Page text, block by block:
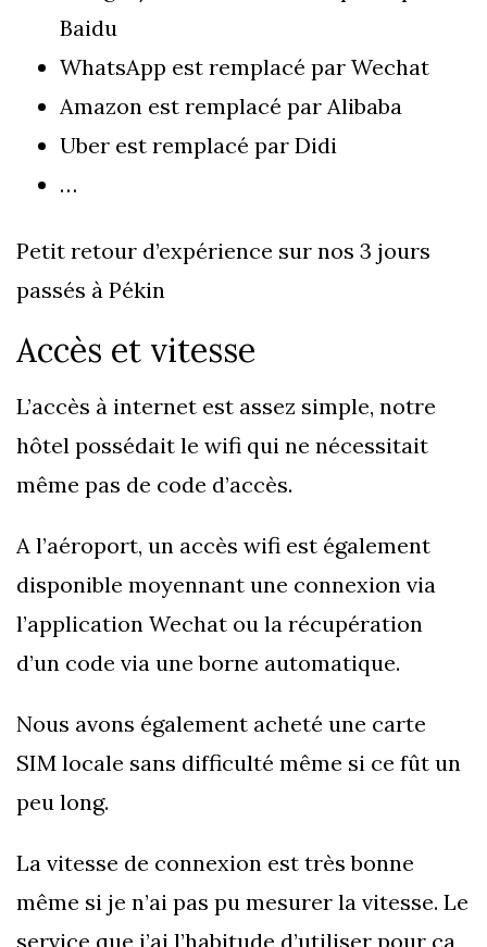
Baidu
WhatsApp est remplacé par Wechat
Amazon est remplacé par Alibaba
Uber est remplacé par Didi
…
Petit retour d’expérience sur nos 3 jours
passés à Pékin
Accès et vitesse
L’accès à internet est assez simple, notre
hôtel possédait le wifi qui ne nécessitait
même pas de code d’accès.
A l’aéroport, un accès wifi est également
disponible moyennant une connexion via
l’application Wechat ou la récupération
d’un code via une borne automatique.
Nous avons également acheté une carte
SIM locale sans difficulté même si ce fût un
peu long.
La vitesse de connexion est très bonne
même si je n’ai pas pu mesurer la vitesse. Le
service que j’ai l’habitude d’utiliser pour ça